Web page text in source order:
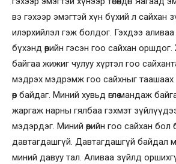
вэ гэхээр эмэгтэй хүн бүхий л сайхан
илэрхийлэл гэж болдог. Гэхдээ
бүхэнд өөрийн гэсэн гоо сайхан
байгаа жижиг чулуу хүртэл гоо
мэдрэх мэдрэмж гоо сайхныг таашаах
өөр байдаг. Миний хувьд өглөө мандаж
жаргаж нарны гялбаа гэхмэт
мэдэрдэг. Миний өөрийн гоо сайхан бол
давтагдашгүй. Давтагдашгүй байдал
миний давуу тал. Аливаа зүйлд